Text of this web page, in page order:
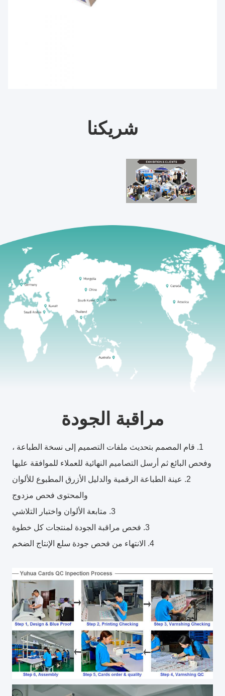
شريكنا
مراقبة الجودة
1. قام المصمم بتحديث ملفات التصميم إلى نسخة الطباعة ،
وفحص البائع ثم أرسل التصاميم النهائية للعملاء للموافقة عليها
2. عينة الطباعة الرقمية والدليل الأزرق المطبوع للألوان
والمحتوى فحص مزدوج
3. متابعة الألوان واختبار التلاشي
3. فحص مراقبة الجودة لمنتجات كل خطوة
4. الانتهاء من فحص جودة سلع الإنتاج الضخم